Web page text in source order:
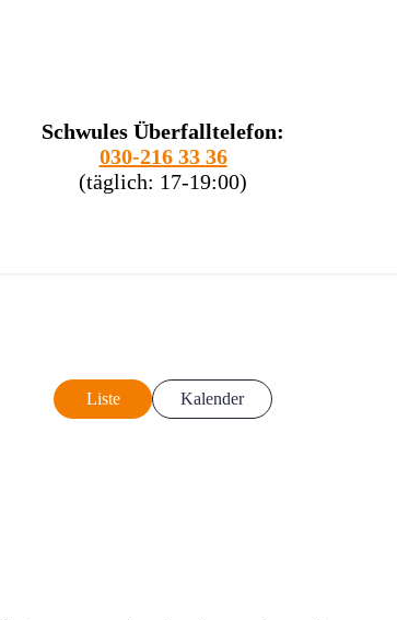
Schwules Überfalltelefon:
030-216 33 36
(täglich: 17-19:00)
Liste Kalender